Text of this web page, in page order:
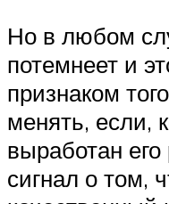
Но в любом
потемнеет и
признаком
менять, если,
выработан
сигнал о том,